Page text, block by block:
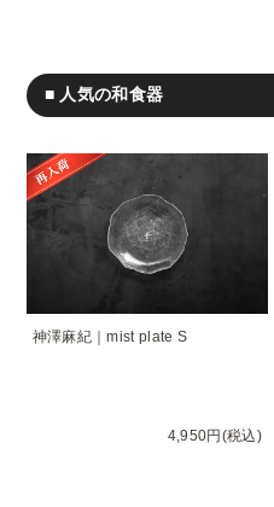
■ 人気の和食器
神澤麻紀｜mist plate S
4,950円(税込)